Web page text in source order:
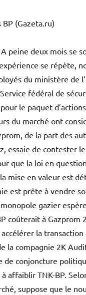
(Gazeta.ru)
peine deux mois
se répète,
du ministère
fédéral de
le paquet
du marché ont
de la part des
essaie de contester
que la loi en
mise en valeur est
est prête à vendre
gazier
coûterait à
la
la compagnie 2K
conjoncture
affaiblir TNK-BP.
suppose que le